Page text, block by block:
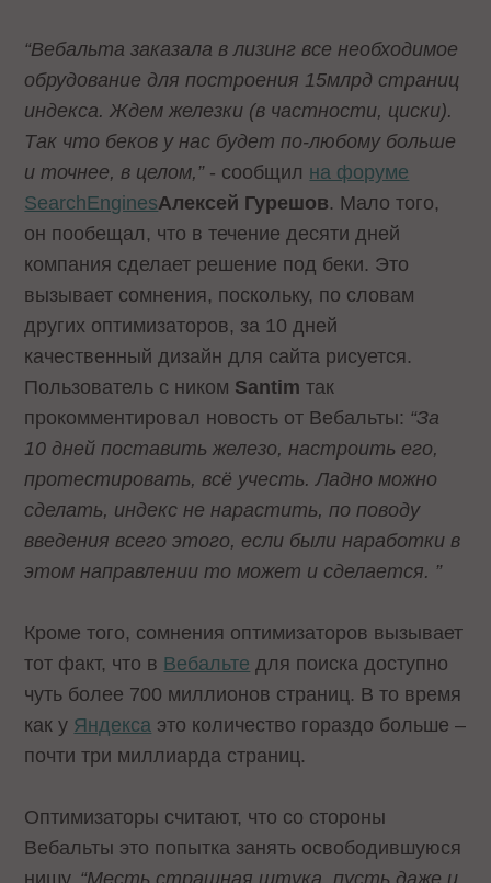
“Вебальта заказала в лизинг все необходимое
обрудование для построения 15млрд страниц
индекса. Ждем железки (в частности, циски).
Так что беков у нас будет по-любому больше
и точнее, в целом,”- сообщил на форуме
SearchEnginesАлексей Гурешoв. Мало того,
он пообещал, что в течение десяти дней
компания сделает решение под беки. Это
вызывает сомнения, поскольку, по словам
других оптимизаторов, за 10 дней
качественный дизайн для сайта рисуется.
Пользователь с ником Santim так
прокомментировал новость от Вебальты: “За
10 дней поставить железо, настроить его,
протестировать, всё учесть. Ладно можно
сделать, индекс не нарастить, по поводу
введения всего этого, если были наработки в
этом направлении то может и сделается. ”
Кроме того, сомнения оптимизаторов вызывает
тот факт, что в Вебальте для поиска доступно
чуть более 700 миллионов страниц. В то время
как у Яндекса это количество гораздо больше –
почти три миллиарда страниц.
Оптимизаторы считают, что со стороны
Вебальты это попытка занять освободившуюся
нишу. “Месть страшная штука, пусть даже и